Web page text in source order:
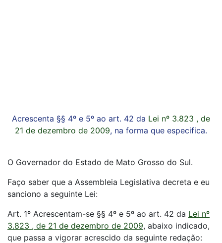
Acrescenta §§ 4º e 5º ao art. 42 da Lei nº 3.823 , de
21 de dezembro de 2009, na forma que especifica.
O Governador do Estado de Mato Grosso do Sul.
Faço saber que a Assembleia Legislativa decreta e eu
sanciono a seguinte Lei:
Art. 1º Acrescentam-se §§ 4º e 5º ao art. 42 da Lei nº
3.823 , de 21 de dezembro de 2009, abaixo indicado,
que passa a vigorar acrescido da seguinte redação: